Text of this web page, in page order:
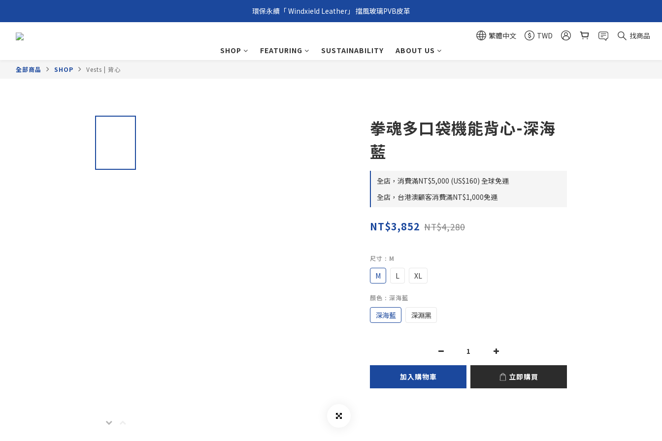
環保永續「 Windxield Leather」 擋風玻璃PVB皮革
環保永續「 Windxield Leather」 擋風玻璃PVB皮革
環保永續「 Windxield Leather」 擋風玻璃PVB皮革
繁體中文 TWD
找商品
SHOP
FEATURING SUSTAINABILITY ABOUT US
全部商品 SHOP Vests | 背心
拳魂多口袋機能背心-深海
藍
全店，消費滿NT$5,000 (US$160) 全球免運
全店，台港澳顧客消費滿NT$1,000免運
NT$3,852 NT$4,280
尺寸 : M
M L XL
顏色 : 深海藍
深海藍 深淵黑
加入購物車 立即購買